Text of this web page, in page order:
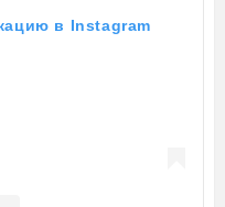
в Instagram